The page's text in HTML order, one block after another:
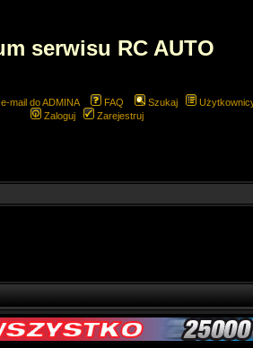
serwisu RC AUTO
mail do ADMINA FAQ Szukaj
Zaloguj
Zarejestruj